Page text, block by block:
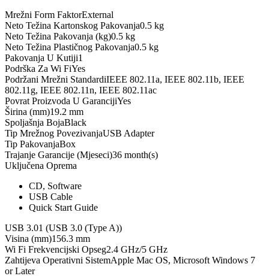
Mrežni Form FaktorExternal
Neto Težina Kartonskog Pakovanja0.5 kg
Neto Težina Pakovanja (kg)0.5 kg
Neto Težina Plastičnog Pakovanja0.5 kg
Pakovanja U Kutiji1
Podrška Za Wi FiYes
Podržani Mrežni StandardiIEEE 802.11a, IEEE 802.11b, IEEE
802.11g, IEEE 802.11n, IEEE 802.11ac
Povrat Proizvoda U GarancijiYes
Širina (mm)19.2 mm
Spoljašnja BojaBlack
Tip Mrežnog PovezivanjaUSB Adapter
Tip PakovanjaBox
Trajanje Garancije (Mjeseci)36 month(s)
Uključena Oprema
CD, Software
USB Cable
Quick Start Guide
USB 3.01 (USB 3.0 (Type A))
Visina (mm)156.3 mm
Wi Fi Frekvencijski Opseg2.4 GHz/5 GHz
Zahtijeva Operativni SistemApple Mac OS, Microsoft Windows 7
or Later